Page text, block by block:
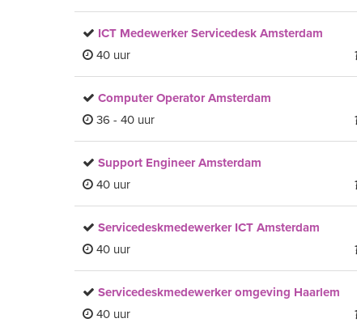
ICT Medewerker Servicedesk Amsterdam
40 uur
Computer Operator Amsterdam
36 - 40 uur
Support Engineer Amsterdam
40 uur
Servicedeskmedewerker ICT Amsterdam
40 uur
Servicedeskmedewerker omgeving Haarlem
40 uur